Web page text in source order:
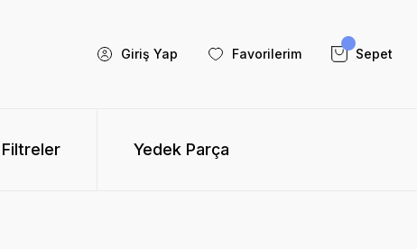
Giriş Yap Favorilerim Sepet
Filtreler Yedek Parça